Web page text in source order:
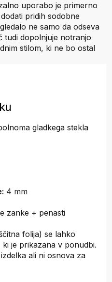
uporabo je primerno
pridih sodobne
ne samo da odseva
tudi dopolnjuje notranjo
stilom, ki ne bo ostal
gladkega stekla
4 mm
zanke + penasti
folija) se lahko
je prikazana v ponudbi.
ali ni osnova za